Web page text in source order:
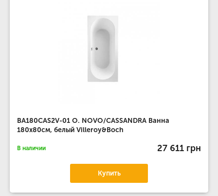
BA180CAS2V-01 O. NOVO/CASSANDRA Ванна
180х80см, белый Villeroy&Boch
В наличии 27 611 грн
Купить